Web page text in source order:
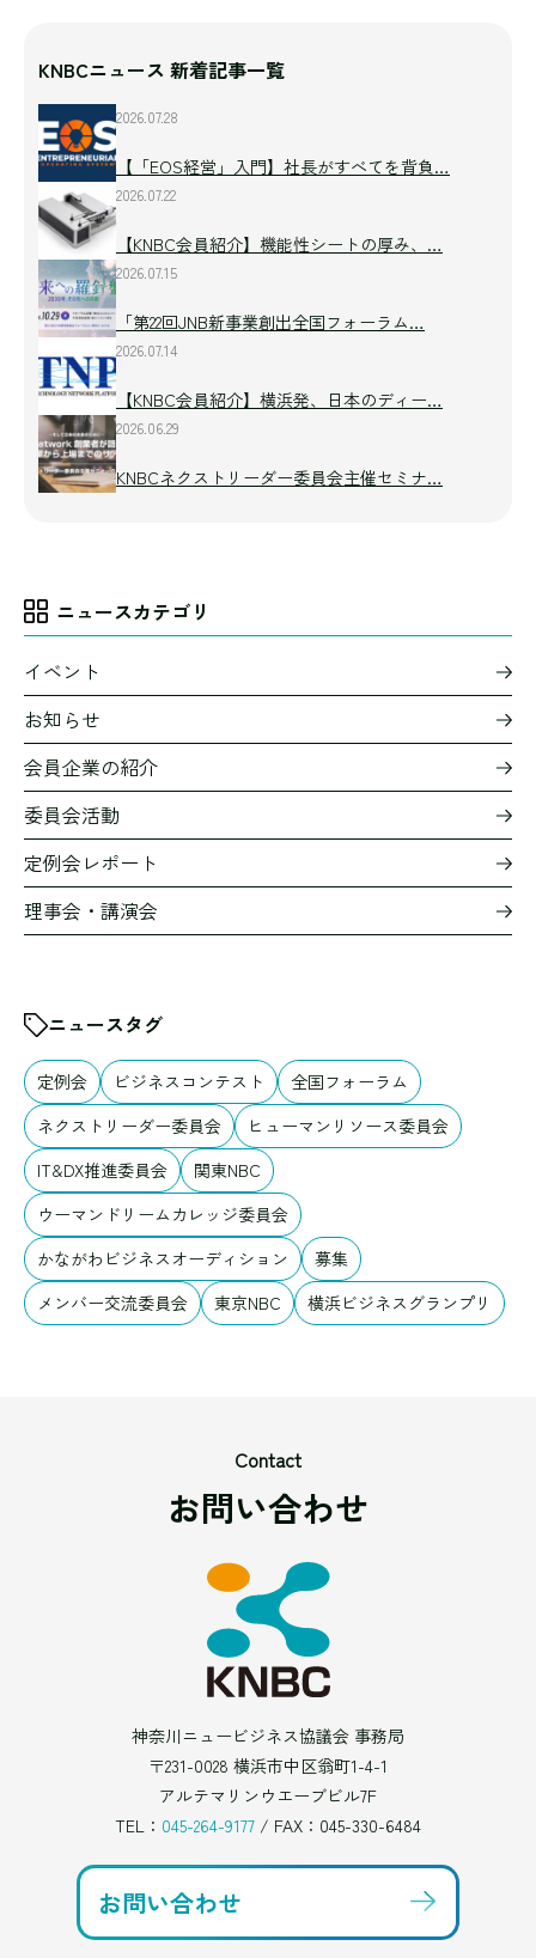
KNBCニュース 新着記事一覧
2026.07.28
【「EOS経営」入門】社長がすべてを背負…
2026.07.22
【KNBC会員紹介】機能性シートの厚み、…
2026.07.15
「第22回JNB新事業創出全国フォーラム…
2026.07.14
【KNBC会員紹介】横浜発、日本のディー…
2026.06.29
KNBCネクストリーダー委員会主催セミナ…
ニュースカテゴリ
イベント
お知らせ
会員企業の紹介
委員会活動
定例会レポート
理事会・講演会
ニュースタグ
定例会 ビジネスコンテスト
全国フォーラム
ネクストリーダー委員会
ヒューマンリソース委員会
IT&DX推進委員会
関東NBC
ウーマンドリームカレッジ委員会
かながわビジネスオーディション
募集
メンバー交流委員会
東京NBC 横浜ビジネスグランプリ
Contact
お問い合わせ
神奈川ニュービジネス協議会 事務局
〒231-0028 横浜市中区翁町1-4-1
アルテマリンウエーブビル7F
TEL： 045-264-9177 / FAX：045-330-6484
お問い合わせ